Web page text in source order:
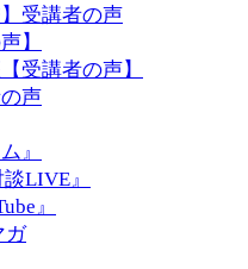
受講者の声
】
受講者の声】
声
』
LIVE』
』
ガ